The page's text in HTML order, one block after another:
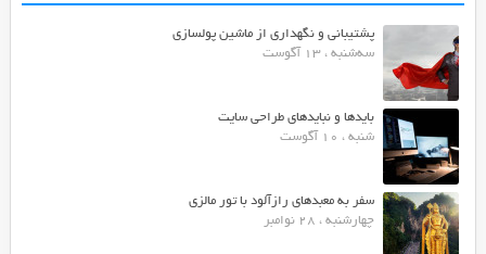
پشتیبانی و نگهداری از ماشین پولسازی
سه‌شنبه ، 13 آگوست
بایدها و نبایدهای طراحی سایت
شنبه ، 10 آگوست
سفر به معبدهای رازآلود با تور مالزی
چهارشنبه ، 28 نوامبر